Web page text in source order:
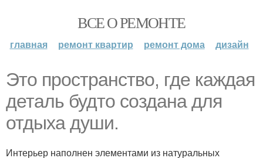
ВСЕ О РЕМОНТЕ
главная ремонт квартир ремонт дома дизайн
Это пространство, где каждая
деталь будто создана для
отдыха души.
Интерьер наполнен элементами из натуральных